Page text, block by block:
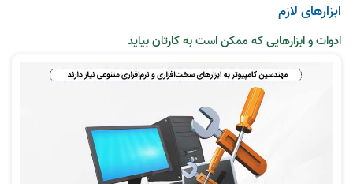
ابزارهای لازم
ادوات و ابزارهایی که ممکن است به کارتان بیاید